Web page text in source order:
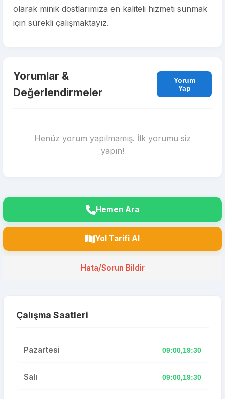
olarak minik dostlarımıza en kaliteli hizmeti sunmak
için sürekli çalışmaktayız.
Yorumlar &
Değerlendirmeler
Yorum
Yap
Henüz yorum yapılmamış. İlk yorumu siz
yapın!
Hemen Ara
Yol Tarifi Al
Hata/Sorun Bildir
Çalışma Saatleri
Pazartesi 09:00,19:30
Salı 09:00,19:30